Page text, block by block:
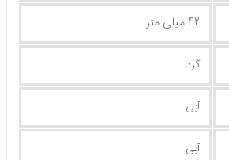
42 میلی متر
گرد
آبی
آبی